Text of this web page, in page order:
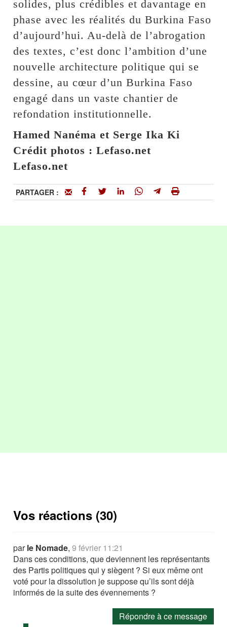
solides, plus crédibles et davantage en
phase avec les réalités du Burkina Faso
d’aujourd’hui. Au-delà de l’abrogation
des textes, c’est donc l’ambition d’une
nouvelle architecture politique qui se
dessine, au cœur d’un Burkina Faso
engagé dans un vaste chantier de
refondation institutionnelle.
Hamed Nanéma et Serge Ika Ki
Crédit photos : Lefaso.net
Lefaso.net
PARTAGER :
Vos réactions (30)
parle Nomade,9 février 11:21
Dans ces conditions, que deviennent les représentants
des Partis politiques qui y siègent ? Si eux même ont
voté pour la dissolution je suppose qu’ils sont déjà
informés de la suite des évennements ?
Répondre à ce message